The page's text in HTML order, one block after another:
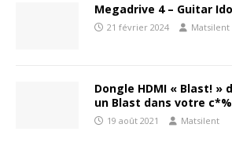
Megadrive 4 – Guitar
21 février 2024 Matsilent
Dongle HDMI « Blast! »
un Blast dans votre
19 août 2021 Matsilent